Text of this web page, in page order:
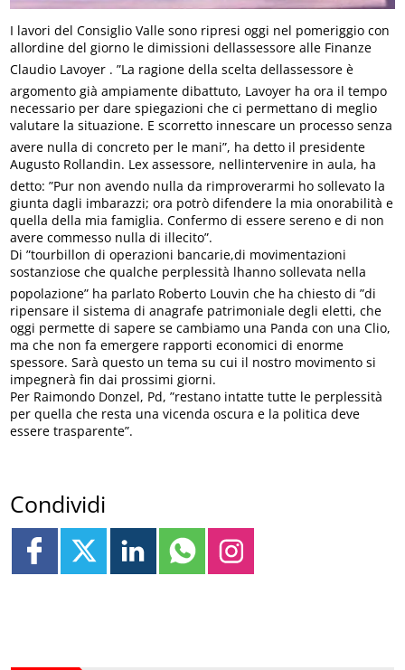
I lavori del Consiglio Valle sono ripresi oggi nel pomeriggio con
allordine del giorno le dimissioni dellassessore alle Finanze
Claudio Lavoyer . ”La ragione della scelta dellassessore è
argomento già ampiamente dibattuto, Lavoyer ha ora il tempo
necessario per dare spiegazioni che ci permettano di meglio
valutare la situazione. E scorretto innescare un processo senza
avere nulla di concreto per le mani”, ha detto il presidente
Augusto Rollandin. Lex assessore, nellintervenire in aula, ha
detto: ”Pur non avendo nulla da rimproverarmi ho sollevato la
giunta dagli imbarazzi; ora potrò difendere la mia onorabilità e
quella della mia famiglia. Confermo di essere sereno e di non
avere commesso nulla di illecito”.
Di ”tourbillon di operazioni bancarie,di movimentazioni
sostanziose che qualche perplessità lhanno sollevata nella
popolazione” ha parlato Roberto Louvin che ha chiesto di ”di
ripensare il sistema di anagrafe patrimoniale degli eletti, che
oggi permette di sapere se cambiamo una Panda con una Clio,
ma che non fa emergere rapporti economici di enorme
spessore. Sarà questo un tema su cui il nostro movimento si
impegnerà fin dai prossimi giorni.
Per Raimondo Donzel, Pd, ”restano intatte tutte le perplessità
per quella che resta una vicenda oscura e la politica deve
essere trasparente”.
Condividi